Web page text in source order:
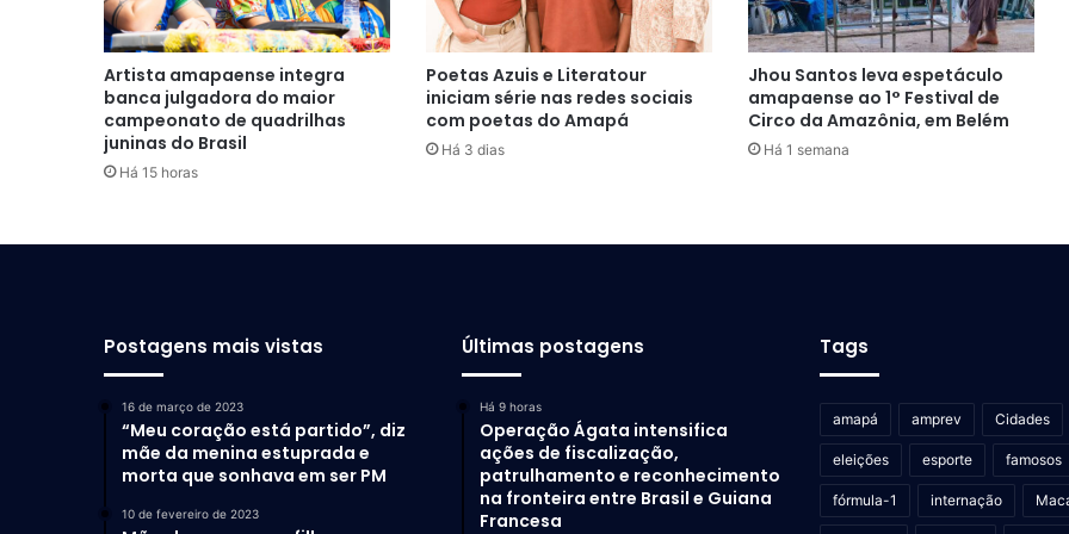
Artista amapaense integra
banca julgadora do maior
campeonato de quadrilhas
juninas do Brasil
Há 15 horas
Poetas Azuis e Literatour
iniciam série nas redes sociais
com poetas do Amapá
Há 3 dias
Jhou Santos leva espetáculo
amapaense ao 1° Festival de
Circo da Amazônia, em Belém
Há 1 semana
Postagens mais vistas
16 de março de 2023
“Meu coração está partido”, diz
mãe da menina estuprada e
morta que sonhava em ser PM
10 de fevereiro de 2023
Últimas postagens
Há 9 horas
Operação Ágata intensifica
ações de fiscalização,
patrulhamento e reconhecimento
na fronteira entre Brasil e Guiana
Francesa
Tags
amapá amprev Cidades
eleições esporte famosos
fórmula-1 internação